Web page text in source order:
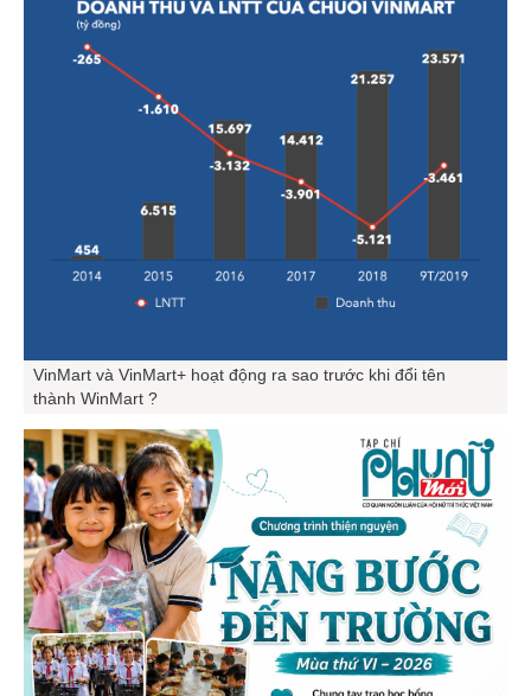
VinMart và VinMart+ hoạt động ra sao trước khi đổi tên
thành WinMart ?